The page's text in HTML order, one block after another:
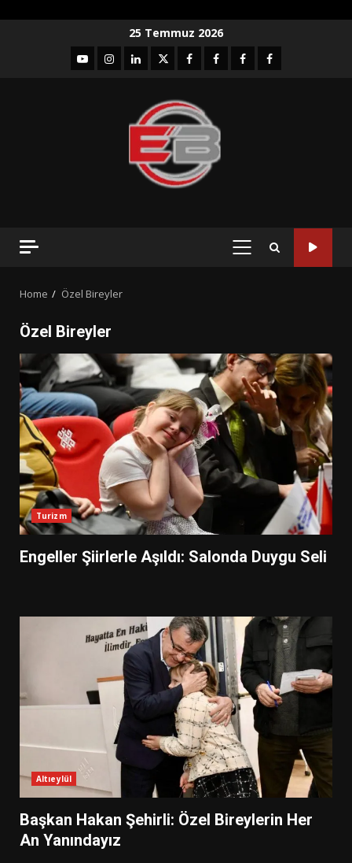
25 Temmuz 2026
YouTubeInstagram
LinkedIntwitterfacebook-Facebook-
Facebook-Facebook-
PRIMARY
Home Özel Bireyler
Özel Bireyler
Turizm
Engeller Şiirlerle Aşıldı: Salonda Duygu Seli
Altıeylül
Başkan Hakan Şehirli: Özel Bireylerin Her
An Yanındayız